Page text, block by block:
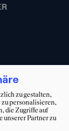
zu gestalten,
personalisieren,
die Zugriffe auf
unserer Partner zu